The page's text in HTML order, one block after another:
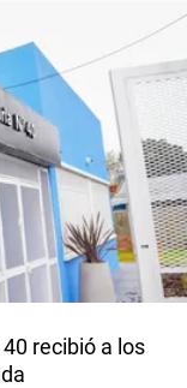
recibió a los